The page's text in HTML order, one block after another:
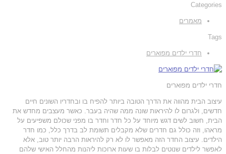
Categories
מאמרים
Tags
חדרי ילדים מפוארים
חדרי ילדים מפוארים
עיצוב הבית מהווה את הדרך הטובה ביותר להפיח בו ובחדריו השונים חיים
חדשים, ולגרום לו להיראות שונה ממה שהיה בעבר. כאשר מעצבים מחדש את
הבית, חשוב לשים דגש מיוחד על כל חדר וחדר בו מפני שכולם משפיעים על
מראהו, וזה כולל גם חדרים שלא מקבלים תשומת לב בדרך כלל, כמו חדר
הילדים. עיצוב החדר הזה מאפשר לו לא רק להיראות הרבה יותר טוב, אלא
לאפשר לילדים שנוטים לבלות בו שעות ארוכות ליהנות מהחלל האישי שלהם